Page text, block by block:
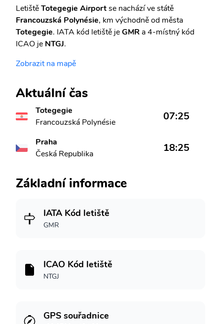
LetištěTotegegie Airportse nachází ve státě
Francouzská Polynésie, km východně od města
Totegegie. IATA kód letiště jeGMR a 4-místný kód
ICAO je NTGJ.
Zobrazit na mapě
Aktuální čas
Totegegie
Francouzská Polynésie
07:25
Praha
Česká Republika
18:25
Základní informace
IATA Kód letiště
GMR
ICAO Kód letiště
NTGJ
GPS souřadnice